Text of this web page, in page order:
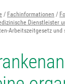
Fachinformationen
Dienstleister
Arbeitszeitgesetz